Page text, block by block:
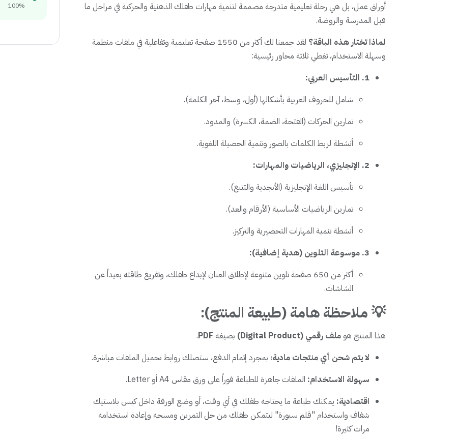
أوراق عمل، بل هي رحلة تعليمية متدرجة مصممة لتنمية مهارات طفلك الذهنية والحركية في مراحل ما
قبل المدرسة والروضة.
لماذا تختار هذه الباقة؟
لقد جمعنا لك أكثر من 1550 صفحة تعليمية وتفاعلية في ملفات منظمة
وسهلة الاستخدام، تغطي ثلاثة محاور رئيسية:
1. التأسيس العربي:
شامل للحروف العربية بأشكالها (أول، وسط، آخر الكلمة).
تمارين الحركات (الفتحة، الضمة، الكسرة) والمدود.
أنشطة لربط الكلمات بالصور وتنمية الحصيلة اللغوية.
2. الإنجليزي، الرياضيات والمهارات:
تأسيس اللغة الإنجليزية (الأبجدية والتتبع).
تمارين الرياضيات الأساسية (الأرقام والعد).
أنشطة تنمية المهارات التحضيرية والتركيز.
3. موسوعة التلوين (هدية إضافية):
أكثر من 650 صفحة تلوين متنوعة لإطلاق العنان لإبداع طفلك، وتفريغ طاقته بعيداً عن
الشاشات.
💡 ملاحظة هامة (طبيعة المنتج):
هذا المنتج هو ملف رقمي (Digital Product) بصيغة PDF
.
لا يتم شحن أي منتجات مادية؛ بمجرد إتمام الدفع، ستصلك روابط تحميل الملفات مباشرة.
سهولة الاستخدام: الملفات جاهزة للطباعة فوراً على ورق مقاس A4 أو Letter.
اقتصادية: يمكنك طباعة ما يحتاجه طفلك في أي وقت، أو وضع الورقة داخل كيس بلاستيك
شفاف واستخدام "قلم سبورة" ليتمكن طفلك من حل التمرين ومسحه وإعادة استخدامه
مرات كثيرة!
100%